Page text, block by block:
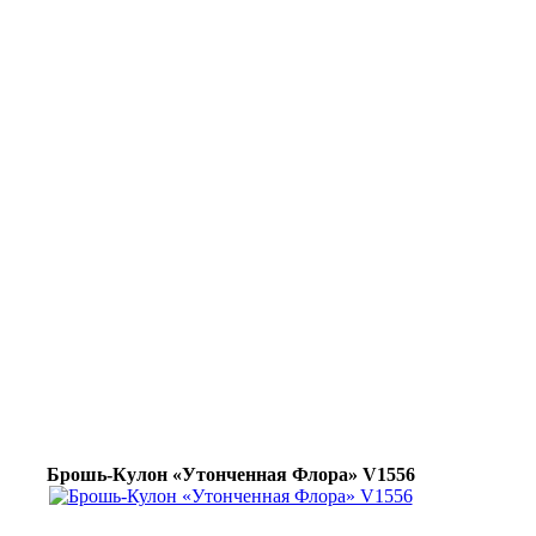
Брошь-Кулон «Утонченная Флора» V1556